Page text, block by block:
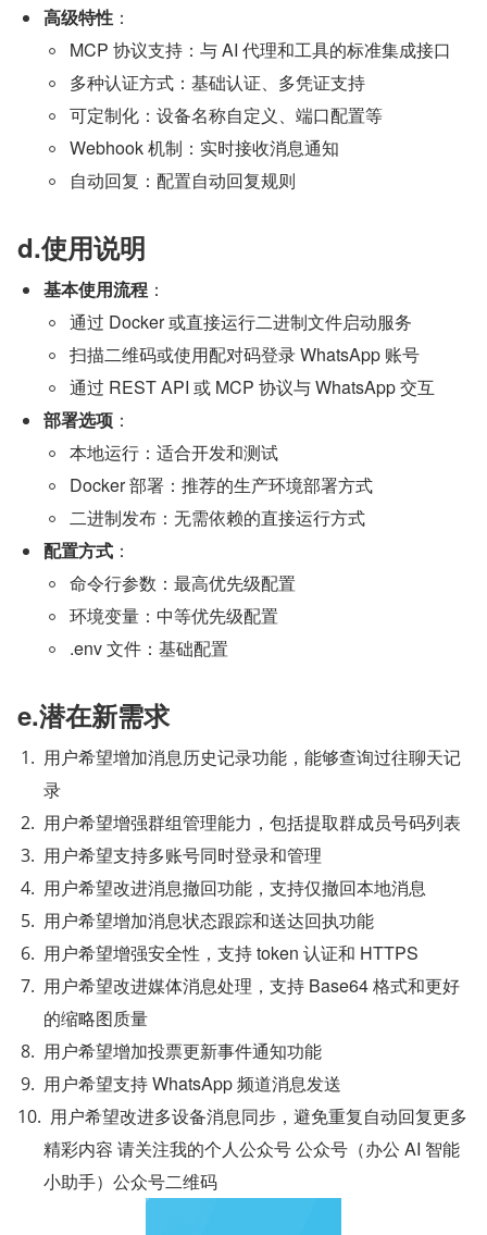
高级特性 ：
MCP 协议支持：与 AI 代理和工具的标准集成接口
多种认证方式：基础认证、多凭证支持
可定制化：设备名称自定义、端口配置等
Webhook 机制：实时接收消息通知
自动回复：配置自动回复规则
d.使用说明
基本使用流程 ：
通过 Docker 或直接运行二进制文件启动服务
扫描二维码或使用配对码登录 WhatsApp 账号
通过 REST API 或 MCP 协议与 WhatsApp 交互
部署选项 ：
本地运行：适合开发和测试
Docker 部署：推荐的生产环境部署方式
二进制发布：无需依赖的直接运行方式
配置方式 ：
命令行参数：最高优先级配置
环境变量：中等优先级配置
.env 文件：基础配置
e.潜在新需求
用户希望增加消息历史记录功能，能够查询过往聊天记
录
用户希望增强群组管理能力，包括提取群成员号码列表
用户希望支持多账号同时登录和管理
用户希望改进消息撤回功能，支持仅撤回本地消息
用户希望增加消息状态跟踪和送达回执功能
用户希望增强安全性，支持 token 认证和 HTTPS
用户希望改进媒体消息处理，支持 Base64 格式和更好
的缩略图质量
用户希望增加投票更新事件通知功能
用户希望支持 WhatsApp 频道消息发送
用户希望改进多设备消息同步，避免重复自动回复更多
精彩内容 请关注我的个人公众号 公众号（办公 AI 智能
小助手）公众号二维码